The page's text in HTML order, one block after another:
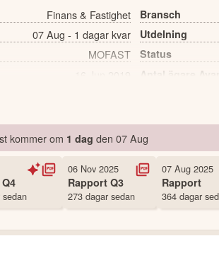
Finans & Fastighet Bransch
07 Aug - 1 dagar kvar Utdelning
MOFAST Status
16 Jun 2019 Antal ägare
kommerom 1 dag den 07 Aug
Q4
sedan
06 Nov 2025
Rapport Q3
273 dagar sedan
07 Aug 2025
Rapport
364 dagar